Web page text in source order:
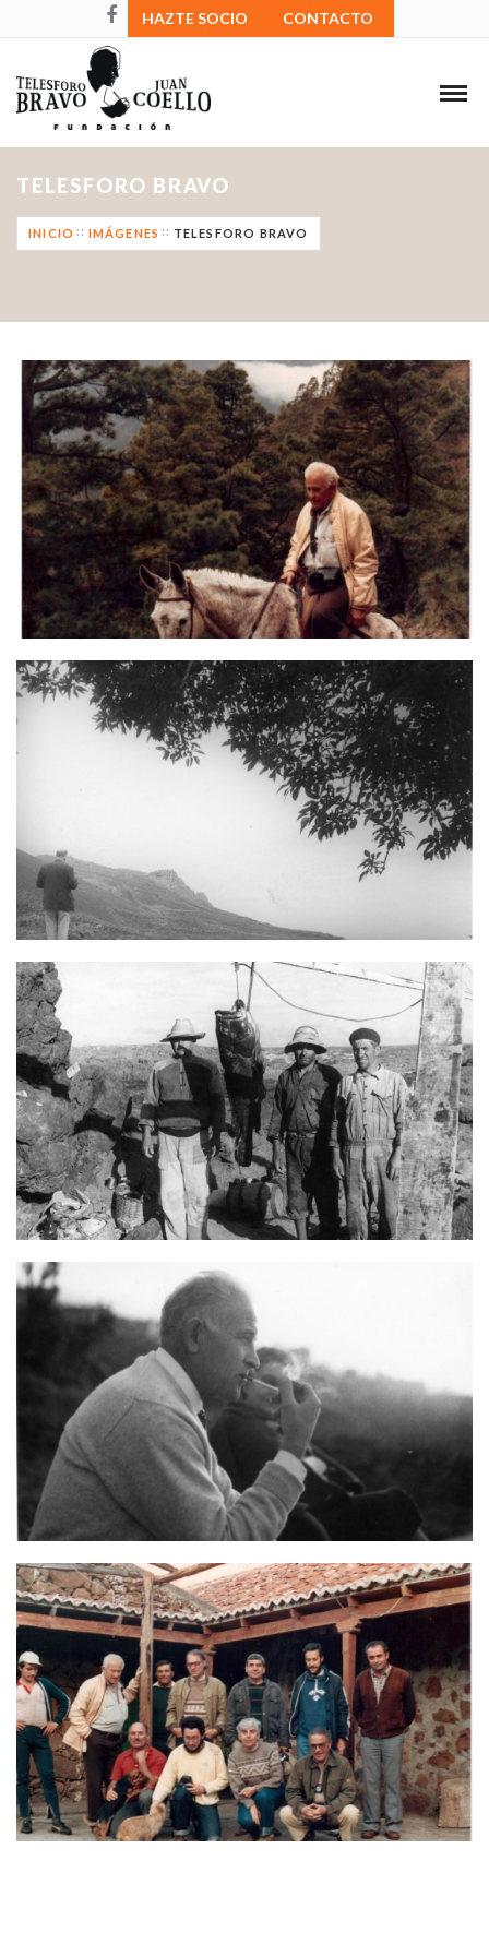
HAZTE SOCIO CONTACTO
TELESFORO BRAVO
INICIO IMÁGENES TELESFORO BRAVO